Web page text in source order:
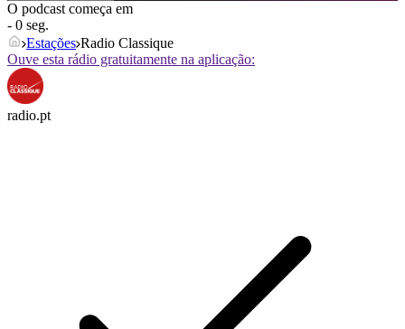
O podcast começa em
- 0 seg.
Estações Radio Classique
Ouve esta rádio gratuitamente na aplicação:
radio.pt